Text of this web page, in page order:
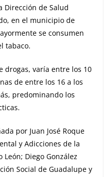
Dirección de Salud
en el municipio de
se consumen
tabaco.
drogas, varía entre los 10
de entre los 16 a los
, predominando los
por Juan José Roque
y Adicciones de la
Diego González
Social de Guadalupe y